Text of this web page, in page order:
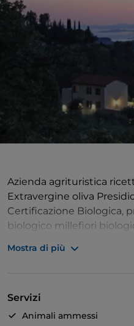
Azienda agrituristica
Extravergine oliva
Certificazione Biologica,
biologico millefiori
prenotazione.
Mostra di più
Servizi
Animali ammessi